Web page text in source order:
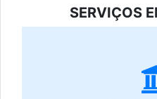
SERVIÇOS